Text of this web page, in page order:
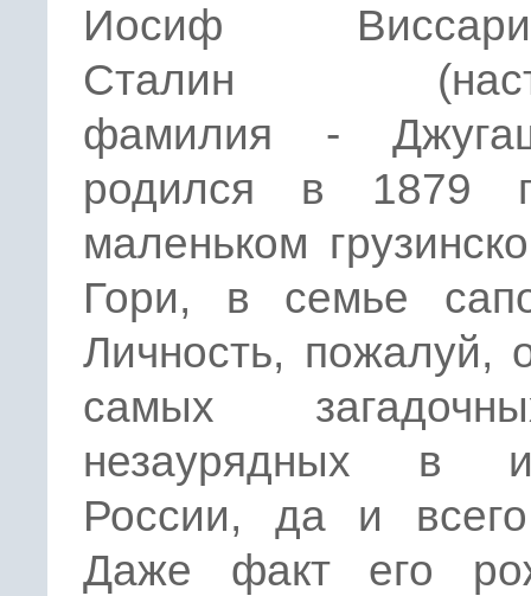
Иосиф
Сталин
фамилия -
родился в 1879
маленьком
Гори, в семье
Личность, пожалуй,
самых
незаурядных в
России, да и
Даже факт его